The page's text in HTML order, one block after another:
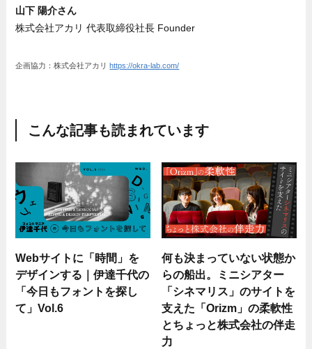
山下 陽介さん
株式会社アカリ 代表取締役社長 Founder
企画協力：株式会社アカリ https://okra-lab.com/
こんな記事も読まれています
Webサイトに「時間」を
デザインする｜伊達千代の
「今日もフォントを探し
て」Vol.6
何も決まっていない状態か
らの船出。ミニシアター
「シネマリス」のサイトを
支えた「Orizm」の柔軟性
とちょっと株式会社の伴走
力